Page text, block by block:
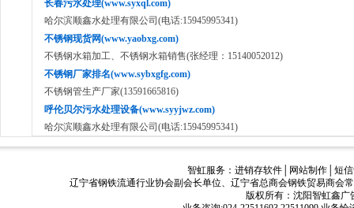
长春污水处理(www.syxql.com)
哈尔滨顺鑫水处理有限公司(电话:15945995341)
不锈钢现货网(www.yaobxg.com)
不锈钢水箱加工、不锈钢水箱销售(张经理：15140052012)
不锈钢厂家排名(www.sybxgfg.com)
不锈钢管生产厂家(13591665816)
呼伦贝尔污水处理设备(www.syyjwz.com)
哈尔滨顺鑫水处理有限公司(电话:15945995341)
智虹服务：进销存软件 网站制作 │短
辽宁省钢铁流通行业协会副会长单位、辽宁省总商会钢铁贸易商会
版权所有：沈阳智虹鑫广